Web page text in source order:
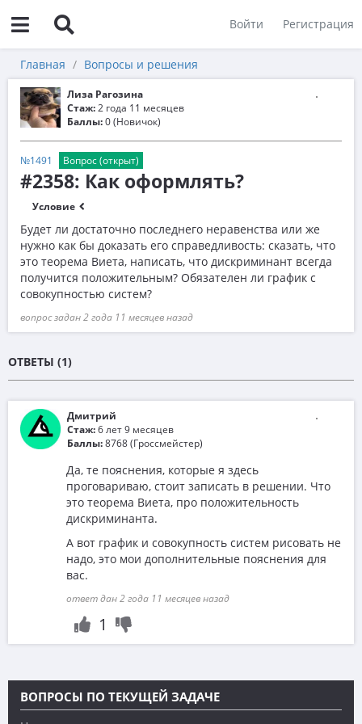
Войти Регистрация
Главная Вопросы и решения
Лиза Рагозина
Стаж:2 года 11 месяцев
Баллы:0 (Новичок)
№1491 Вопрос (открыт)
#2358: Как оформлять?
Условие
Будет ли достаточно последнего неравенства или же
нужно как бы доказать его справедливость: сказать, что
это теорема Виета, написать, что дискриминант всегда
получится положительным? Обязателен ли график с
совокупностью систем?
вопрос задан 2 года 11 месяцев назад
ОТВЕТЫ (1)
Дмитрий
Стаж:6 лет 9 месяцев
Баллы:8768 (Гроссмейстер)
Да, те пояснения, которые я здесь
проговариваю, стоит записать в решении. Что
это теорема Виета, про положительность
дискриминанта.
А вот график и совокупность систем рисовать не
надо, это мои дополнительные пояснения для
вас.
ответ дан 2 года 11 месяцев назад
1
ВОПРОСЫ ПО ТЕКУЩЕЙ ЗАДАЧЕ